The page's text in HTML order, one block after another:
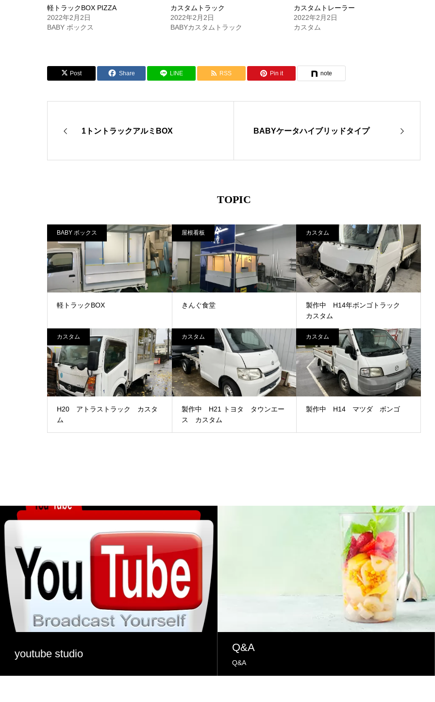
軽トラックBOX PIZZA
2022年2月2日
BABY ボックス
カスタムトラック
2022年2月2日
BABYカスタムトラック
カスタムトレーラー
2022年2月2日
カスタム
Post Share LINE RSS Pin it note
1トントラックアルミBOX BABYケータハイブリッドタイプ
TOPIC
BABY ボックス
軽トラックBOX
屋根看板
きんぐ食堂
カスタム
製作中 H14年ボンゴトラック
カスタム
カスタム
H20 アトラストラック カスタ
ム
カスタム
製作中 H21 トヨタ タウンエー
ス カスタム
カスタム
製作中 H14 マツダ ボンゴ
youtube studio
Q&A
Q&A